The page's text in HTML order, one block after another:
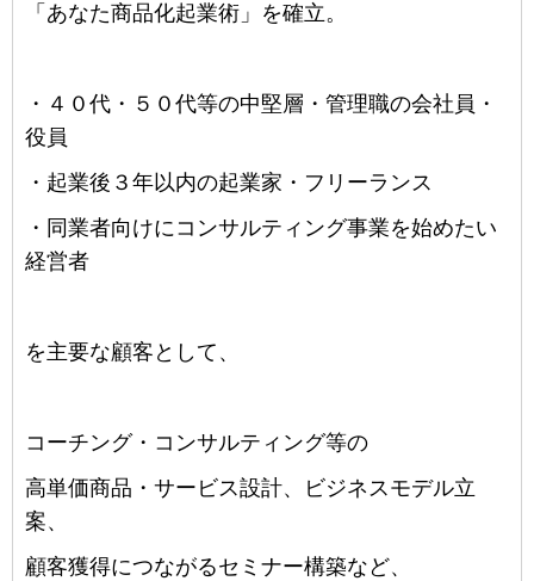
「あなた商品化起業術」を確立。
・４０代・５０代等の中堅層・管理職の会社員・
役員
・起業後３年以内の起業家・フリーランス
・同業者向けにコンサルティング事業を始めたい
経営者
を主要な顧客として、
コーチング・コンサルティング等の
高単価商品・サービス設計、ビジネスモデル立
案、
顧客獲得につながるセミナー構築など、